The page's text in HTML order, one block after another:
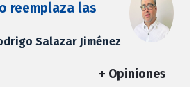
reemplaza las
Salazar Jiménez
+ Opiniones